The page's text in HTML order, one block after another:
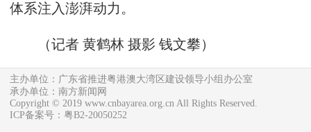
体系注入澎湃动力。
（记者 黄鹤林 摄影 钱文攀）
主办单位：广东省推进粤港澳大湾区建设领导小组办公室
承办单位：南方新闻网
Copyright © 2019 www.cnbayarea.org.cn All Rights Reserved.
ICP备案号：粤B2-20050252